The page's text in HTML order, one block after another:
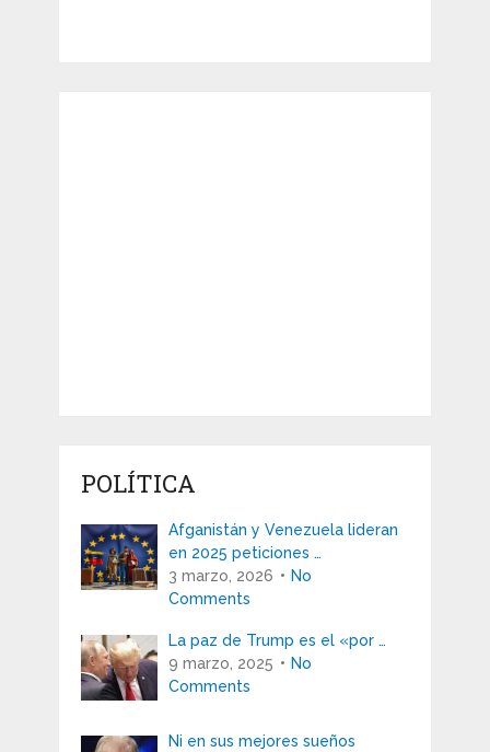
POLÍTICA
Afganistán y Venezuela lideran
en 2025 peticiones …
3 marzo, 2026
No
Comments
La paz de Trump es el «por …
9 marzo, 2025
No
Comments
Ni en sus mejores sueños